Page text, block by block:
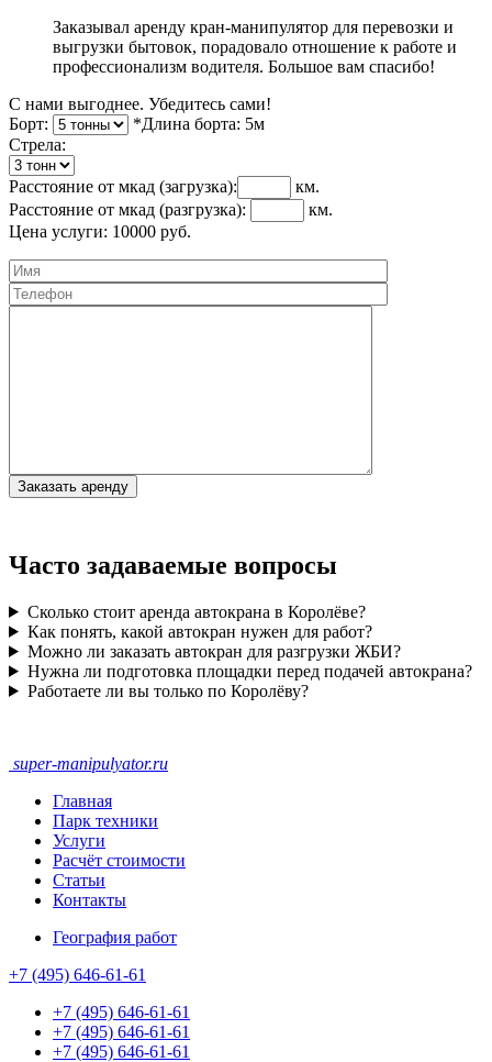
Заказывал аренду кран-манипулятор для перевозки и
выгрузки бытовок, порадовало отношение к работе и
профессионализм водителя. Большое вам спасибо!
С нами выгоднее. Убедитесь сами!
Борт:
*Длина борта: 5м
Cтрела:
Расстояние от мкад (загрузка):
км.
Расстояние от мкад (разгрузка):
км.
Цена услуги: 10000 руб.
Часто задаваемые вопросы
Сколько стоит аренда автокрана в Королёве?
Как понять, какой автокран нужен для работ?
Можно ли заказать автокран для разгрузки ЖБИ?
Нужна ли подготовка площадки перед подачей автокрана?
Работаете ли вы только по Королёву?
super-manipulyator.ru
Главная
Парк техники
Услуги
Расчёт стоимости
Статьи
Контакты
География работ
+7 (495) 646-61-61
+7 (495) 646-61-61
+7 (495) 646-61-61
+7 (495) 646-61-61